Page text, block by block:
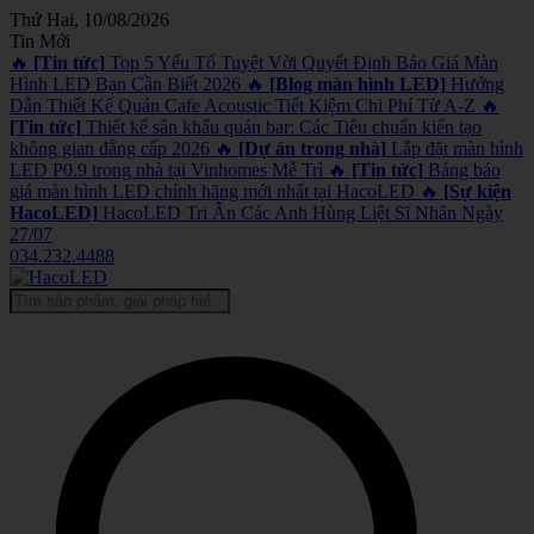
Thứ Hai, 10/08/2026
Tin Mới
🔥 [Tin tức] Top 5 Yếu Tố Tuyệt Vời Quyết Định Báo Giá Màn
Hình LED Bạn Cần Biết 2026 🔥 [Blog màn hình LED] Hướng
Dẫn Thiết Kế Quán Cafe Acoustic Tiết Kiệm Chi Phí Từ A-Z 🔥
[Tin tức] Thiết kế sân khấu quán bar: Các Tiêu chuẩn kiến tạo
không gian đẳng cấp 2026 🔥 [Dự án trong nhà] Lắp đặt màn hình
LED P0.9 trong nhà tại Vinhomes Mễ Trì 🔥 [Tin tức] Bảng báo
giá màn hình LED chính hãng mới nhất tại HacoLED 🔥 [Sự kiện
HacoLED] HacoLED Tri Ân Các Anh Hùng Liệt Sĩ Nhân Ngày
27/07
034.232.4488